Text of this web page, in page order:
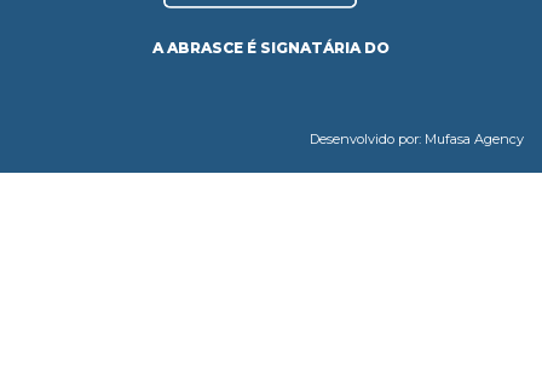
A ABRASCE É SIGNATÁRIA DO
Desenvolvido por: Mufasa Agency